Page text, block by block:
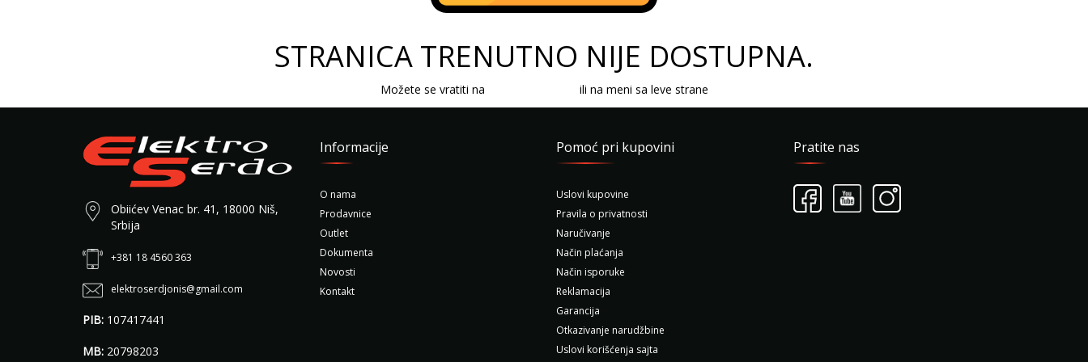
STRANICA TRENUTNO NIJE DOSTUPNA.
Možete se vratiti na ili na meni sa leve strane
Obiićev Venac br. 41, 18000 Niš,
Srbija
+381 18 4560 363
elektroserdjonis@gmail.com
PIB: 107417441
MB: 20798203
Informacije
O nama
Prodavnice
Outlet
Dokumenta
Novosti
Kontakt
Pomoć pri kupovini
Uslovi kupovine
Pravila o privatnosti
Naručivanje
Način plaćanja
Način isporuke
Reklamacija
Garancija
Otkazivanje narudžbine
Uslovi korišćenja sajta
Pratite nas